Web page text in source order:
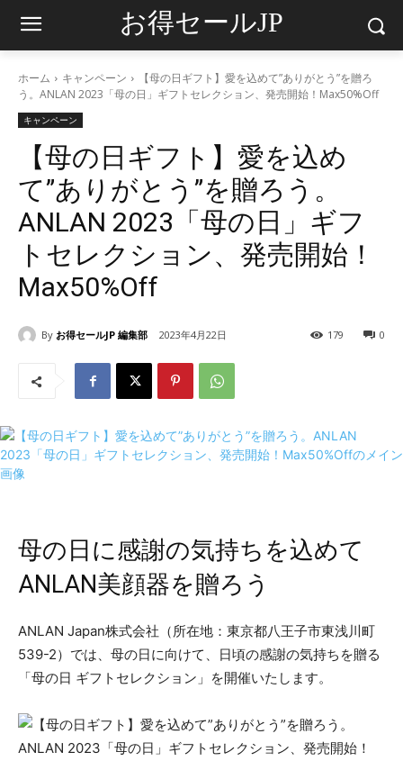
お得セールJP
ホーム キャンペーン
【母の日ギフト】愛を込めて”ありがとう”を贈ろ
う。ANLAN 2023「母の日」ギフトセレクション、発売開始！Max50%Off
キャンペーン
【母の日ギフト】愛を込め
て”ありがとう”を贈ろう。
ANLAN 2023「母の日」ギフ
トセレクション、発売開始！
Max50%Off
By お得セールJP 編集部 2023年4月22日 0
179
母の日に感謝の気持ちを込めて
ANLAN美顔器を贈ろう
ANLAN Japan株式会社（所在地：東京都八王子市東浅川町
539-2）では、母の日に向けて、日頃の感謝の気持ちを贈る
「母の日 ギフトセレクション」を開催いたします。